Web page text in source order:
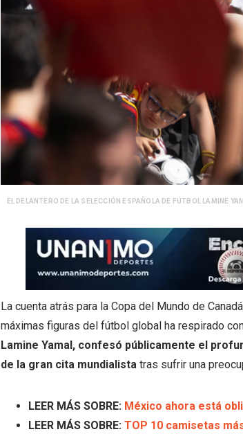
EL DELANTERO DE LA SELECCIÓN ESPAÑOLA DE FÚTBOL LAMINE
La cuenta atrás para la Copa del Mundo de
máximas figuras del fútbol global ha respirado
Lamine Yamal, confesó públicamente el
de la gran cita mundialista tras sufrir una
LEER MÁS SOBRE: México ahora está
LEER MÁS SOBRE: TOP 10 camisetas